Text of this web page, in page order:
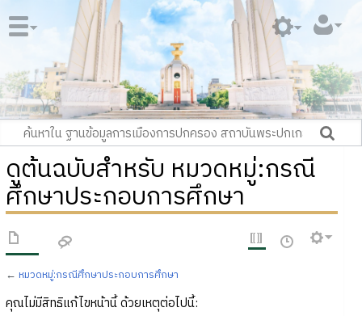
ดูต้นฉบับสำหรับ หมวดหมู่:กรณี
ศึกษาประกอบการศึกษา
← หมวดหมู่:กรณีศึกษาประกอบการศึกษา
คุณไม่มีสิทธิแก้ไขหน้านี้ ด้วยเหตุต่อไปนี้: